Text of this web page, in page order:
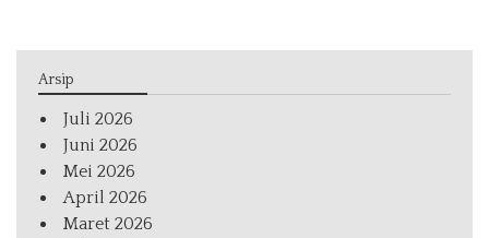
Arsip
Juli 2026
Juni 2026
Mei 2026
April 2026
Maret 2026